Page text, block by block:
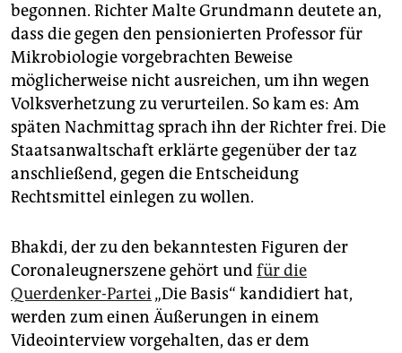
epaper login
begonnen. Richter Malte Grundmann deutete an,
dass die gegen den pensionierten Professor für
Mikrobiologie vorgebrachten Beweise
möglicherweise nicht ausreichen, um ihn wegen
Volksverhetzung zu verurteilen. So kam es: Am
späten Nachmittag sprach ihn der Richter frei. Die
Staatsanwaltschaft erklärte gegenüber der taz
anschließend, gegen die Entscheidung
Rechtsmittel einlegen zu wollen.
Bhakdi, der zu den bekanntesten Figuren der
Coronaleugnerszene gehört undfür die
Querdenker-Partei„Die Basis“ kandidiert hat,
werden zum einen Äußerungen in einem
Videointerview vorgehalten, das er dem